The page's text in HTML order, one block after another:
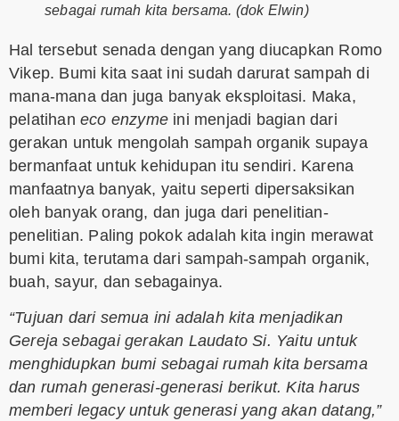
sebagai rumah kita bersama. (dok Elwin)
Hal tersebut senada dengan yang diucapkan Romo
Vikep. Bumi kita saat ini sudah darurat sampah di
mana-mana dan juga banyak eksploitasi. Maka,
pelatihan eco enzyme ini menjadi bagian dari
gerakan untuk mengolah sampah organik supaya
bermanfaat untuk kehidupan itu sendiri. Karena
manfaatnya banyak, yaitu seperti dipersaksikan
oleh banyak orang, dan juga dari penelitian-
penelitian. Paling pokok adalah kita ingin merawat
bumi kita, terutama dari sampah-sampah organik,
buah, sayur, dan sebagainya.
“Tujuan dari semua ini adalah kita menjadikan
Gereja sebagai gerakan Laudato Si. Yaitu untuk
menghidupkan bumi sebagai rumah kita bersama
dan rumah generasi-generasi berikut. Kita harus
memberi legacy untuk generasi yang akan datang,”